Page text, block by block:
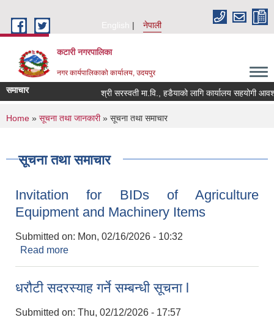
English
नेपाली
कटारी नगरपालिका
नगर कार्यपालिकाको कार्यालय, उदयपुर
समाचार श्री सरस्वती मा.वि., हडैयाको लागि कार्यालय सहयोगी
You are here
Home » सूचना तथा जानकारी» सूचना तथा समाचार
सूचना तथा समाचार
Invitation for BIDs of Agriculture
Equipment and Machinery Items
Submitted on: Mon, 02/16/2026 - 10:32
Read more
धरौटी सदरस्याह गर्ने सम्बन्धी सूचना l
Submitted on: Thu, 02/12/2026 - 17:57